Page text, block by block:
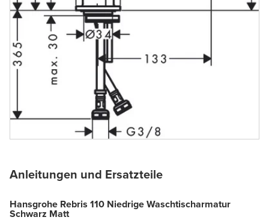
Anleitungen und Ersatzteile
Hansgrohe Rebris 110 Niedrige Waschtischarmatur
Schwarz Matt